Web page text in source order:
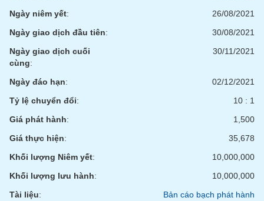
Ngày niêm yết:
26/08/2021
Ngày giao dịch đầu tiên:
30/08/2021
Ngày giao dịch cuối
cùng:
30/11/2021
Ngày đáo hạn:
02/12/2021
Tỷ lệ chuyển đổi:
10 : 1
Giá phát hành:
1,500
Giá thực hiện:
35,678
Khối lượng Niêm yết:
10,000,000
Khối lượng lưu hành:
10,000,000
Tài liệu: Bản cáo bạch phát hành